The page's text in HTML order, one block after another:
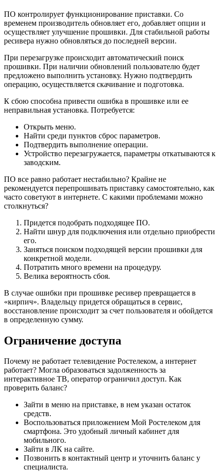
ПО контролирует функционирование приставки. Со
временем производитель обновляет его, добавляет опции и
осуществляет улучшение прошивки. Для стабильной работы
ресивера нужно обновляться до последней версии.
При перезагрузке происходит автоматический поиск
прошивки. При наличии обновлений пользователю будет
предложено выполнить установку. Нужно подтвердить
операцию, осуществляется скачивание и подготовка.
К сбою способна привести ошибка в прошивке или ее
неправильная установка. Потребуется:
Открыть меню.
Найти среди пунктов сброс параметров.
Подтвердить выполнение операции.
Устройство перезагружается, параметры откатываются к
заводским.
ПО все равно работает нестабильно? Крайне не
рекомендуется перепрошивать приставку самостоятельно, как
часто советуют в интернете. С какими проблемами можно
столкнуться?
Придется подобрать подходящее ПО.
Найти шнур для подключения или отдельно приобрести
его.
Заняться поиском подходящей версии прошивки для
конкретной модели.
Потратить много времени на процедуру.
Велика вероятность сбоя.
В случае ошибки при прошивке ресивер превращается в
«кирпич». Владельцу придется обращаться в сервис,
восстановление происходит за счет пользователя и обойдется
в определенную сумму.
Ограничение доступа
Почему не работает телевидение Ростелеком, а интернет
работает? Могла образоваться задолженность за
интерактивное ТВ, оператор ограничил доступ. Как
проверить баланс?
Зайти в меню на приставке, в нем указан остаток
средств.
Воспользоваться приложением Мой Ростелеком для
смартфона. Это удобный личный кабинет для
мобильного.
Зайти в ЛК на сайте.
Позвонить в контактный центр и уточнить баланс у
специалиста.